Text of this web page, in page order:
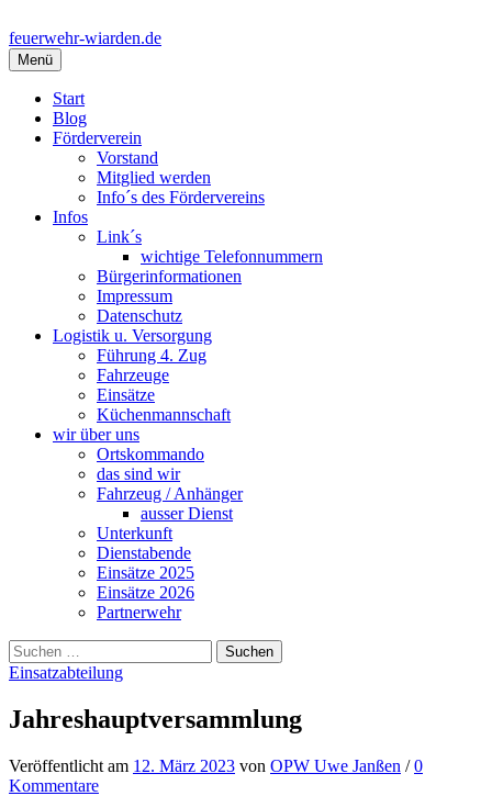
zum
Inhalt
feuerwehr-wiarden.de
Menü
Start
Blog
Förderverein
Vorstand
Mitglied werden
Info´s des Fördervereins
Infos
Link´s
wichtige Telefonnummern
Bürgerinformationen
Impressum
Datenschutz
Logistik u. Versorgung
Führung 4. Zug
Fahrzeuge
Einsätze
Küchenmannschaft
wir über uns
Ortskommando
das sind wir
Fahrzeug / Anhänger
ausser Dienst
Unterkunft
Dienstabende
Einsätze 2025
Einsätze 2026
Partnerwehr
Suchen
nach:
Einsatzabteilung
Jahreshauptversammlung
Veröffentlicht am 12. März 2023 von OPW Uwe Janßen /0
Kommentare